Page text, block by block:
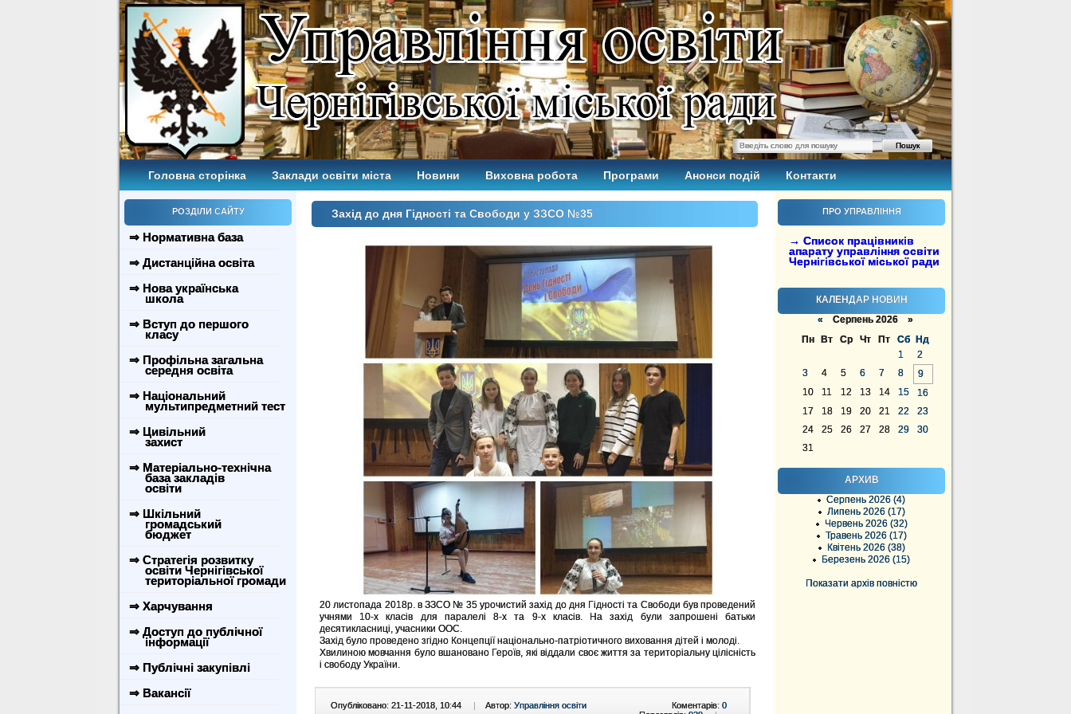
Головна сторінка Заклади освіти міста Новини Виховна робота Програми Анонси подій Контакти
РОЗДІЛИ САЙТУ
⇒ Нормативна база
⇒ Дистанційна освіта
⇒ Нова українська
школа
⇒ Вступ до першого
класу
⇒ Профільна загальна
середня освіта
⇒ Національний
мультипредметний тест
⇒ Цивільний
захист
⇒ Матеріально-технічна
база закладів
освіти
⇒ Шкільний
громадський
бюджет
⇒ Стратегія розвитку
освіти Чернігівської
територіальної громади
⇒ Харчування
⇒ Доступ до публічної
інформації
⇒ Публічні закупівлі
⇒ Вакансії
ПРО УПРАВЛІННЯ
→ Список працівників
апарату управління освіти
Чернігівської міської ради
КАЛЕНДАР НОВИН
« Серпень 2026 »
Пн
Вт Ср Чт Пт Сб
Нд
1
2
3
4 5 6 7 8
9
10
11 12 13 14 15
16
17
18 19 20 21 22
23
24
25 26 27 28 29
30
31
АРХИВ
Серпень 2026 (4)
Липень 2026 (17)
Червень 2026 (32)
Травень 2026 (17)
Квітень 2026 (38)
Березень 2026 (15)
Показати архів повністю
Захід до дня Гідності та Свободи у ЗЗСО №35
20 листопада 2018р. в ЗЗСО № 35 урочистий захід до дня Гідності та Свободи був проведений
учнями 10-х класів для паралелі 8-х та 9-х класів. На захід були запрошені батьки
десятикласниці, учасники ООС.
Захід було проведено згідно Концепції національно-патріотичного виховання дітей і молоді.
Хвилиною мовчання було вшановано Героїв, які віддали своє життя за територіальну цілісність
і свободу України.
Опубліковано: 21-11-2018, 10:44 | Автор: Управління освіти Коментарів: 0